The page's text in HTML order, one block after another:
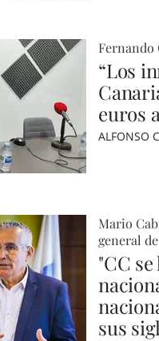
Fernando
“Los
euros
ALFONSO
Mario
general
"CC
sus